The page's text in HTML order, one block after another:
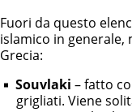
Fuori da questo
islamico in generale,
Grecia:
Souvlaki – fatto
grigliati. Viene